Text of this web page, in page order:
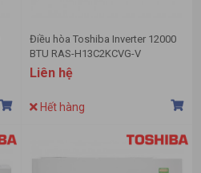
Điều hòa Toshiba Inverter 12000
BTU RAS-H13C2KCVG-V
Liên hệ
Hết hàng